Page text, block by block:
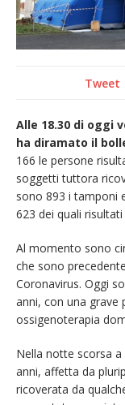
Tweet
Alle 18.30 di oggi
ha diramato il
166 le persone
soggetti tuttora
sono 893 i tamponi
623 dei quali risultati
Al momento sono
che sono
Coronavirus. Oggi
anni, con una grave
ossigenoterapia
Nella notte scorsa
anni, affetta da
ricoverata da